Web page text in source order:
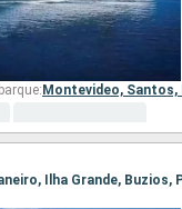
Montevideo, Santos,
Ilha Grande, Buzios,